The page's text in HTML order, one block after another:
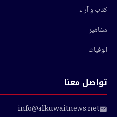
كتاب و آراء
مشاهير
الوفيات
تواصل معنا
info@alkuwaitnews.net